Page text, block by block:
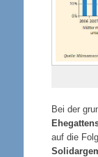
Bei der
auf die